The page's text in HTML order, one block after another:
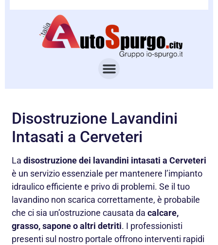
Disostruzione Lavandini
Intasati a Cerveteri
La disostruzione dei lavandini intasati a Cerveteri
è un servizio essenziale per mantenere l’impianto
idraulico efficiente e privo di problemi. Se il tuo
lavandino non scarica correttamente, è probabile
che ci sia un’ostruzione causata da calcare,
grasso, sapone o altri detriti. I professionisti
presenti sul nostro portale offrono interventi rapidi